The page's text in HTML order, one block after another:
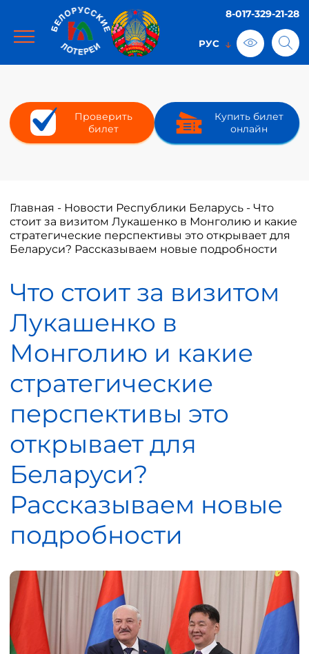
8-017-329-21-28
Проверить
билет
Купить билет
онлайн
Главная - Новости Республики Беларусь - Что
стоит за визитом Лукашенко в Монголию и какие
стратегические перспективы это открывает для
Беларуси? Рассказываем новые подробности
Что стоит за визитом
Лукашенко в
Монголию и какие
стратегические
перспективы это
открывает для
Беларуси?
Рассказываем новые
подробности